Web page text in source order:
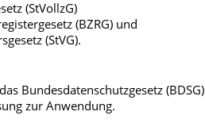
(StVollzG)
(BZRG) und
(StVG).
Bundesdatenschutzgesetz
zur Anwendung.